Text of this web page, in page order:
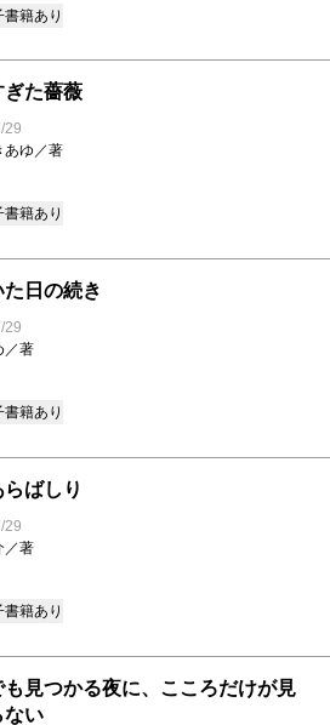
書籍あり
ぎた薔薇
29
あゆ／著
書籍あり
日の続き
29
／著
書籍あり
ばしり
29
／著
書籍あり
も見つかる夜に、こころだけが見
ない